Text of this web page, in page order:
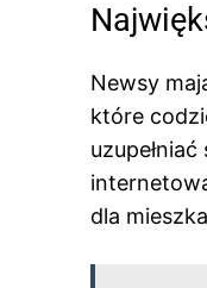
Newsy
które
dla